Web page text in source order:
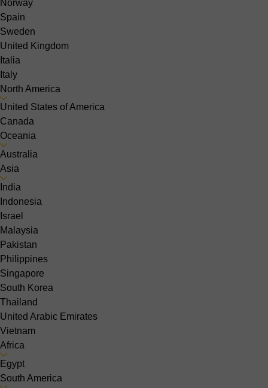
Norway
Spain
Sweden
United Kingdom
Italia
Italy
North America
United States of America
Canada
Oceania
Australia
Asia
India
Indonesia
Israel
Malaysia
Pakistan
Philippines
Singapore
South Korea
Thailand
United Arabic Emirates
Vietnam
Africa
Egypt
South America